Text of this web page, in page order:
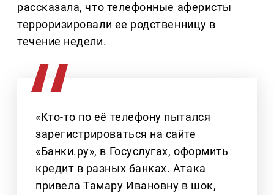
рассказала, что телефонные аферисты
терроризировали ее родственницу в
течение недели.
«Кто-то по её телефону пытался
зарегистрироваться на сайте
«Банки.ру», в Госуслугах, оформить
кредит в разных банках. Атака
привела Тамару Ивановну в шок,